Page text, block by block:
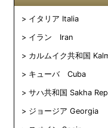
イタリア Italia
イラン Iran
カルムイク共和国
キューバ Cuba
サハ共和国 Sakha
ジョージア Georgia